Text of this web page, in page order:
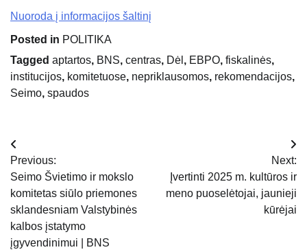
Nuoroda į informacijos šaltinį
Posted in POLITIKA
Tagged aptartos, BNS, centras, Dėl , EBPO, fiskalinės,
institucijos, komitetuose, nepriklausomos, rekomendacijos,
Seimo, spaudos
Navigacija
tarp
įrašų
Previous:
Seimo Švietimo ir mokslo
komitetas siūlo priemones
sklandesniam Valstybinės
kalbos įstatymo
įgyvendinimui | BNS
Next:
Įvertinti 2025 m. kultūros ir
meno puoselėtojai, jaunieji
kūrėjai